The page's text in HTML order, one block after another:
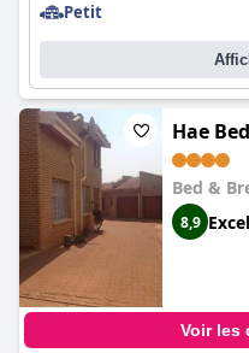
votre séjour au Lesotho
Petit
Hae
Bed &
8,9
Voir les